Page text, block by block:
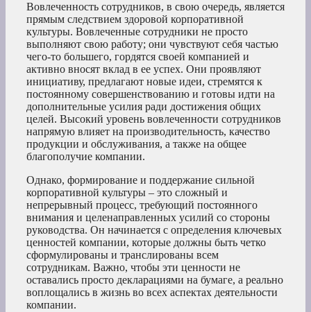
Вовлеченность сотрудников, в свою очередь, является
прямым следствием здоровой корпоративной
культуры. Вовлеченные сотрудники не просто
выполняют свою работу; они чувствуют себя частью
чего-то большего, гордятся своей компанией и
активно вносят вклад в ее успех. Они проявляют
инициативу, предлагают новые идеи, стремятся к
постоянному совершенствованию и готовы идти на
дополнительные усилия ради достижения общих
целей. Высокий уровень вовлеченности сотрудников
напрямую влияет на производительность, качество
продукции и обслуживания, а также на общее
благополучие компании.
Однако, формирование и поддержание сильной
корпоративной культуры – это сложный и
непрерывный процесс, требующий постоянного
внимания и целенаправленных усилий со стороны
руководства. Он начинается с определения ключевых
ценностей компании, которые должны быть четко
сформулированы и транслированы всем
сотрудникам. Важно, чтобы эти ценности не
оставались просто декларациями на бумаге, а реально
воплощались в жизнь во всех аспектах деятельности
компании.